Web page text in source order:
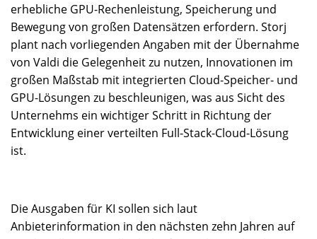
erhebliche GPU-Rechenleistung, Speicherung und
Bewegung von großen Datensätzen erfordern. Storj
plant nach vorliegenden Angaben mit der Übernahme
von Valdi die Gelegenheit zu nutzen, Innovationen im
großen Maßstab mit integrierten Cloud-Speicher- und
GPU-Lösungen zu beschleunigen, was aus Sicht des
Unternehms ein wichtiger Schritt in Richtung der
Entwicklung einer verteilten Full-Stack-Cloud-Lösung
ist.
Die Ausgaben für KI sollen sich laut
Anbieterinformation in den nächsten zehn Jahren auf